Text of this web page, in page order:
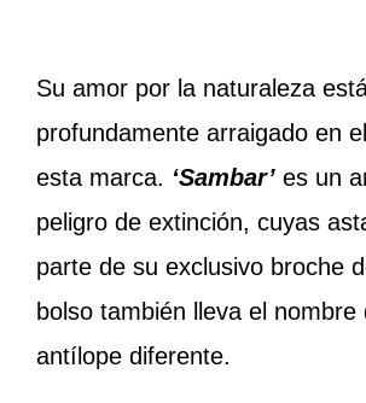
Su amor por la naturaleza
profundamente arraigado en
esta marca. ‘Sambar’ es un
peligro de extinción, cuyas
parte de su exclusivo broche
bolso también lleva el nombre
antílope diferente.